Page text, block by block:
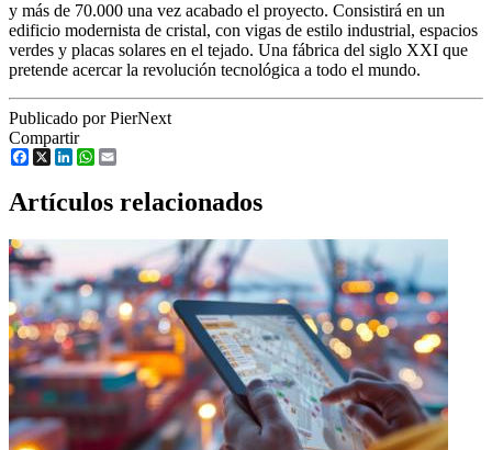
y más de 70.000 una vez acabado el proyecto. Consistirá en un
edificio modernista de cristal, con vigas de estilo industrial, espacios
verdes y placas solares en el tejado. Una fábrica del siglo XXI que
pretende acercar la revolución tecnológica a todo el mundo.
Publicado por PierNext
Compartir
Facebook
X LinkedInWhatsApp
Artículos relacionados